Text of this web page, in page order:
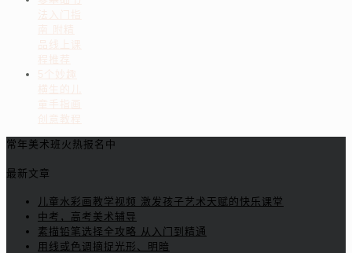
法入门指
南 附精
品线上课
程推荐
5个妙趣
横生的儿
童手指画
创意教程
常年美术班火热报名中
最新文章
儿童水彩画教学视频 激发孩子艺术天赋的快乐课堂
中考，高考美术辅导
素描铅笔选择全攻略 从入门到精通
用线或色调摘捉光形、明暗